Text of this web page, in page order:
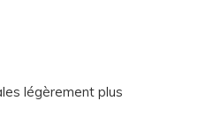
légèrement plus